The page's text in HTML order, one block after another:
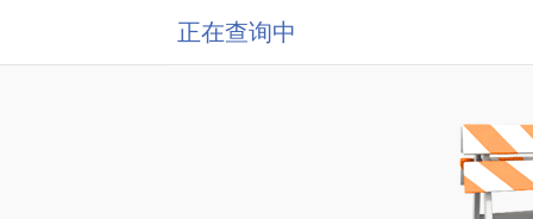
正在查询中